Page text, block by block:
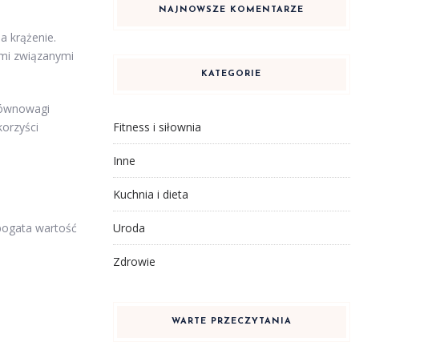
krążenie.
związanymi
wartość
NAJNOWSZE KOMENTARZE
KATEGORIE
Fitness i siłownia
Inne
Kuchnia i dieta
Uroda
Zdrowie
WARTE PRZECZYTANIA